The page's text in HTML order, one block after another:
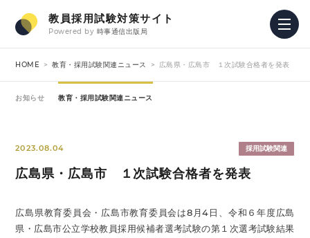
教員採用試験対策サイト
Powered by 時事通信出版局
HOME 教育・採用試験関連ニュース 広島県・広島市 １次試験合格者を発表
お知らせ 教育・採用試験関連ニュース
2023.08.04 採用試験関連
広島県・広島市 １次試験合格者を発表
広島県教育委員会・広島市教育委員会は8月4日、令和６年度広島
県・広島市公立学校教員採用候補者選考試験の第１次選考試験結果